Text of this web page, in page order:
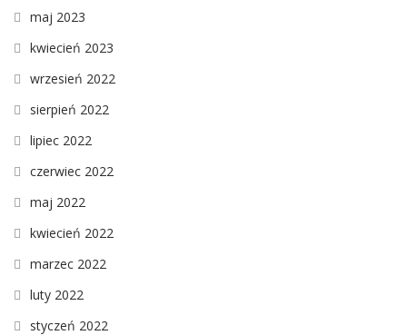
maj 2023
kwiecień 2023
wrzesień 2022
sierpień 2022
lipiec 2022
czerwiec 2022
maj 2022
kwiecień 2022
marzec 2022
luty 2022
styczeń 2022